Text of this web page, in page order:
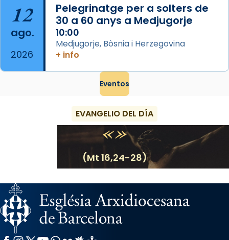
12
ago.
2026
Pelegrinatge per a solters de
30 a 60 anys a Medjugorje
10:00
Medjugorje, Bòsnia i Herzegovina
+ info
Eventos
EVANGELIO DEL DÍA
(Mt 16,24-28)